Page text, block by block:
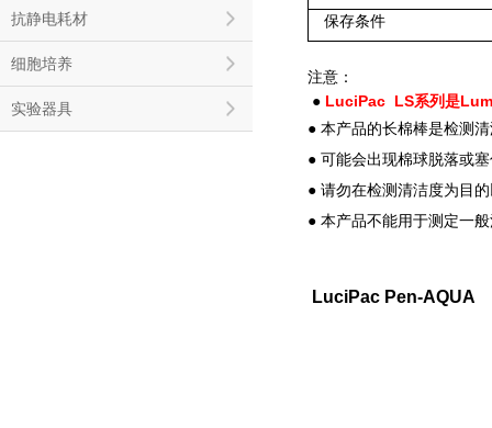
抗静电耗材
细胞培养
实验器具
保存条件
注意：
● LuciPac LS系列是
● 本产品的长棉棒是检测
● 可能会出现棉球脱落或
● 请勿在检测清洁度为目
● 本产品不能用于测定一
LuciPac Pen-AQUA